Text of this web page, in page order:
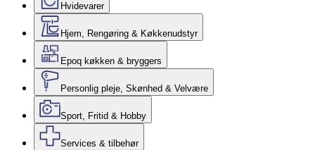
Hvidevarer
Hjem, Rengøring & Køkkenudstyr
Epoq køkken & bryggers
Personlig pleje, Skønhed & Velvære
Sport, Fritid & Hobby
Services & tilbehør